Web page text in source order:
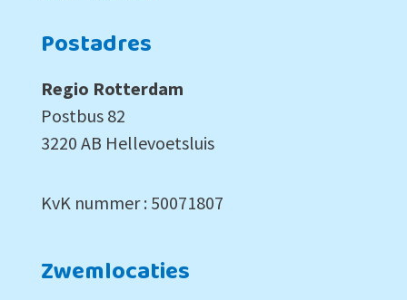
Postadres
Regio Rotterdam
Postbus 82
3220 AB Hellevoetsluis
KvK nummer : 50071807
Zwemlocaties